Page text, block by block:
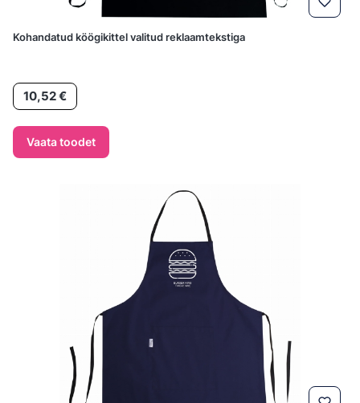
Kohandatud köögikittel valitud reklaamtekstiga
Hind10,52 €
Vaata toodet